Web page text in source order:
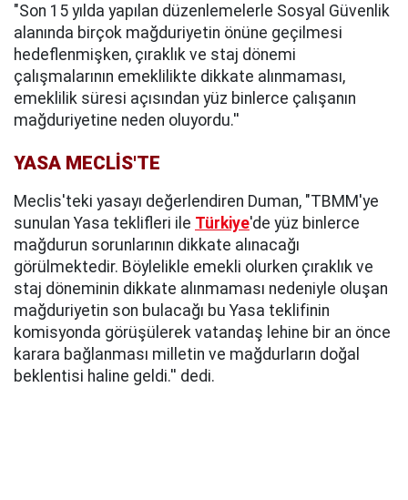
"Son 15 yılda yapılan düzenlemelerle Sosyal Güvenlik
alanında birçok mağduriyetin önüne geçilmesi
hedeflenmişken, çıraklık ve staj dönemi
çalışmalarının emeklilikte dikkate alınmaması,
emeklilik süresi açısından yüz binlerce çalışanın
mağduriyetine neden oluyordu.''
YASA MECLİS'TE
Meclis'teki yasayı değerlendiren Duman, "TBMM'ye
sunulan Yasa teklifleri ile Türkiye'de yüz binlerce
mağdurun sorunlarının dikkate alınacağı
görülmektedir. Böylelikle emekli olurken çıraklık ve
staj döneminin dikkate alınmaması nedeniyle oluşan
mağduriyetin son bulacağı bu Yasa teklifinin
komisyonda görüşülerek vatandaş lehine bir an önce
karara bağlanması milletin ve mağdurların doğal
beklentisi haline geldi.'' dedi.